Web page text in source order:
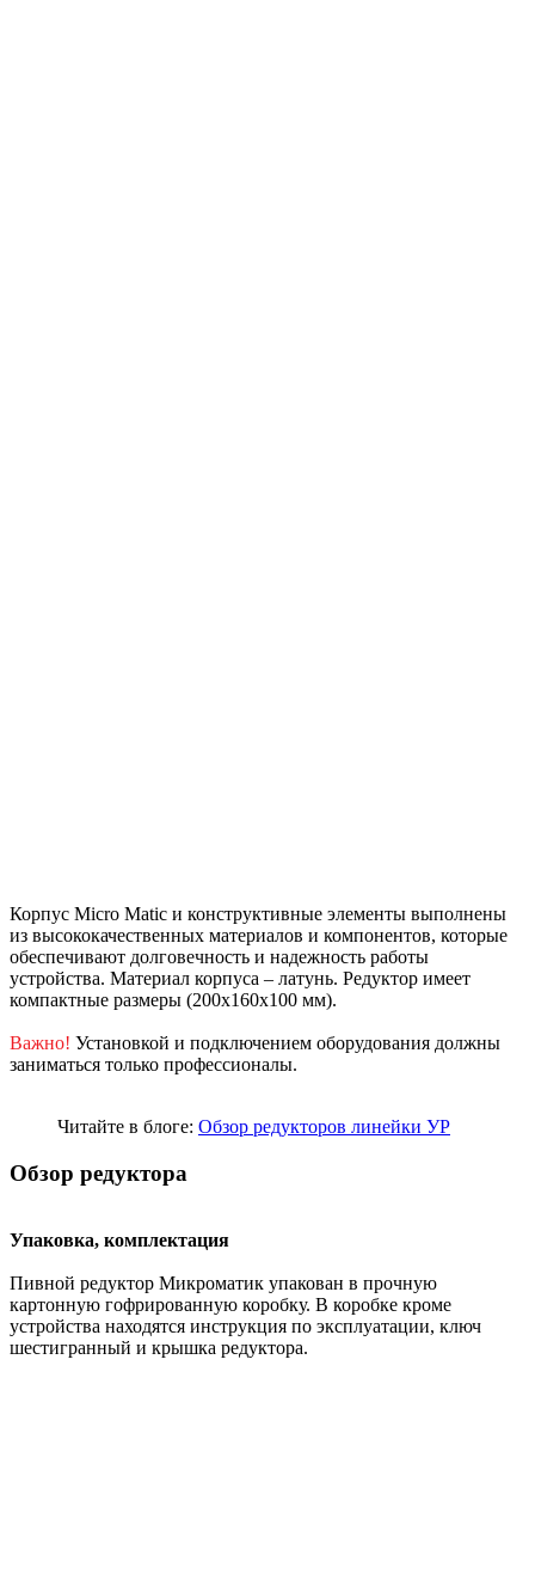
Корпус Micro Matic и конструктивные элементы выполнены
из высококачественных материалов и компонентов, которые
обеспечивают долговечность и надежность работы
устройства. Материал корпуса – латунь. Редуктор имеет
компактные размеры (200х160х100 мм).
Важно! Установкой и подключением оборудования должны
заниматься только профессионалы.
Читайте в блоге: Обзор редукторов линейки УР
Обзор редуктора
Упаковка, комплектация
Пивной редуктор Микроматик упакован в прочную
картонную гофрированную коробку. В коробке кроме
устройства находятся инструкция по эксплуатации, ключ
шестигранный и крышка редуктора.